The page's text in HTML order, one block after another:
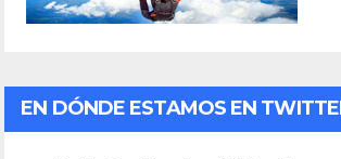
EN DÓNDE ESTAMOS EN